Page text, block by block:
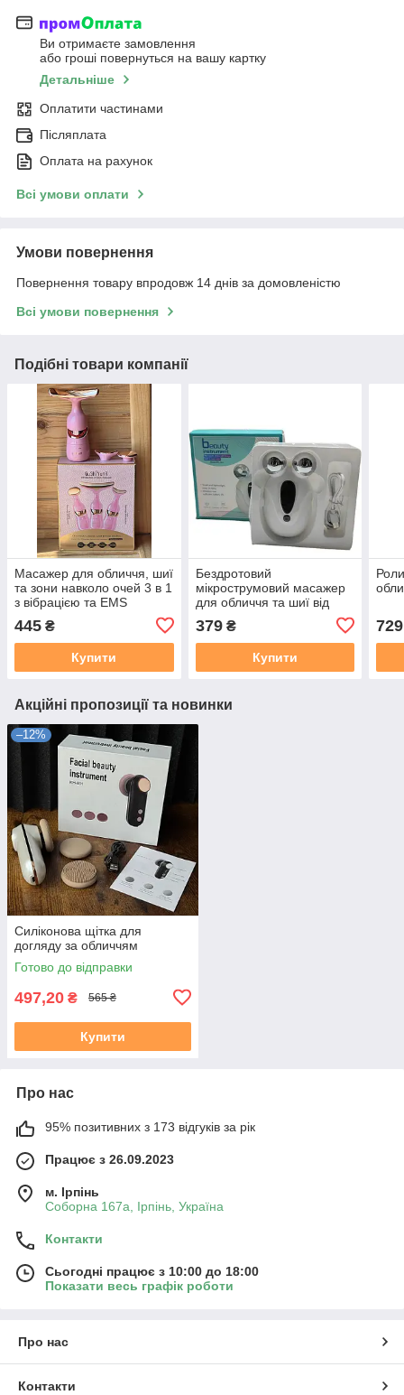
Ви отримаєте замовлення
або гроші повернуться на вашу картку
Детальніше
Оплатити частинами
Післяплата
Оплата на рахунок
Всі умови оплати
Умови повернення
Повернення товару впродовж 14 днів за домовленістю
Всі умови повернення
Подібні товари компанії
Масажер для обличчя, шиї
та зони навколо очей 3 в 1
з вібрацією та EMS
445 ₴
Купити
Бездротовий
мікрострумовий масажер
для обличчя та шиї від
379₴
Купити
729
Акційні пропозиції та новинки
–12%
Силіконова щітка для
догляду за обличчям
Готово до відправки
497,20 ₴ 565 ₴
Купити
Про нас
95% позитивних з 173 відгуків за рік
Працює з 26.09.2023
м. Ірпінь
Соборна 167а, Ірпінь, Україна
Контакти
Сьогодні працює з 10:00 до 18:00
Показати весь графік роботи
Про нас
Контакти